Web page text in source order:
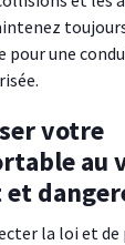
pour une
votre
au
la loi et